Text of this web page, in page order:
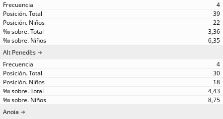
4
39
22
3,36
6,35
Alt Penedès
4
30
18
4,43
8,75
Anoia